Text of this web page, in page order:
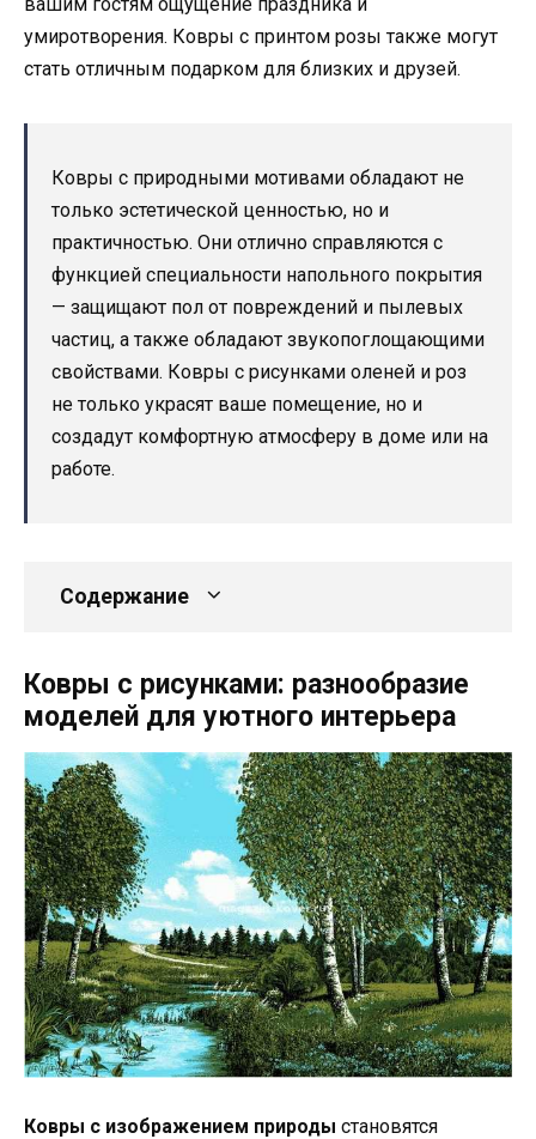
умиротворения. Ковры с принтом розы также могут
стать отличным подарком для близких и друзей.
Ковры с природными мотивами обладают не
только эстетической ценностью, но и
практичностью. Они отлично справляются с
функцией специальности напольного покрытия
— защищают пол от повреждений и пылевых
частиц, а также обладают звукопоглощающими
свойствами. Ковры с рисунками оленей и роз
не только украсят ваше помещение, но и
создадут комфортную атмосферу в доме или на
работе.
Содержание
Ковры с рисунками: разнообразие
моделей для уютного интерьера
Ковры с изображением природы становятся